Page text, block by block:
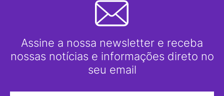
Assine a nossa newsletter e receba
nossas notícias e informações direto no
seu email